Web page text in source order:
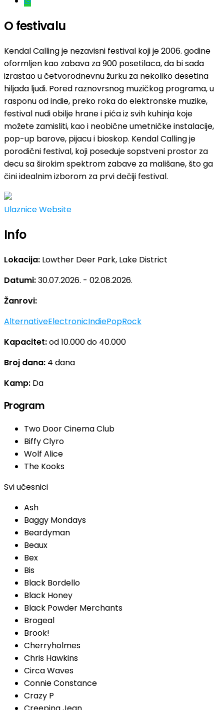
O festivalu
Kendal Calling je nezavisni festival koji je 2006. godine
oformljen kao zabava za 900 posetilaca, da bi sada
izrastao u četvorodnevnu žurku za nekoliko desetina
hiljada ljudi. Pored raznovrsnog muzičkog programa, u
rasponu od indie, preko roka do elektronske muzike,
festival nudi obilje hrane i pića iz svih kuhinja koje
možete zamisliti, kao i neobične umetničke instalacije,
pop-up barove, pijacu i bioskop. Kendal Calling je
porodični festival, koji poseduje sopstveni prostor za
decu sa širokim spektrom zabave za mališane, što ga
čini idealnim izborom za prvi dečiji festival.
UlazniceWebsite
Info
Lokacija: Lowther Deer Park, Lake District
Datumi:30.07.2026. - 02.08.2026.
Žanrovi:
AlternativeElectronicIndiePopRock
Kapacitet:od 10.000 do 40.000
Broj dana: 4 dana
Kamp: Da
Program
Two Door Cinema Club
Biffy Clyro
Wolf Alice
The Kooks
Svi učesnici
Ash
Baggy Mondays
Beardyman
Beaux
Bex
Bis
Black Bordello
Black Honey
Black Powder Merchants
Brogeal
Brook!
Cherryholmes
Chris Hawkins
Circa Waves
Connie Constance
Crazy P